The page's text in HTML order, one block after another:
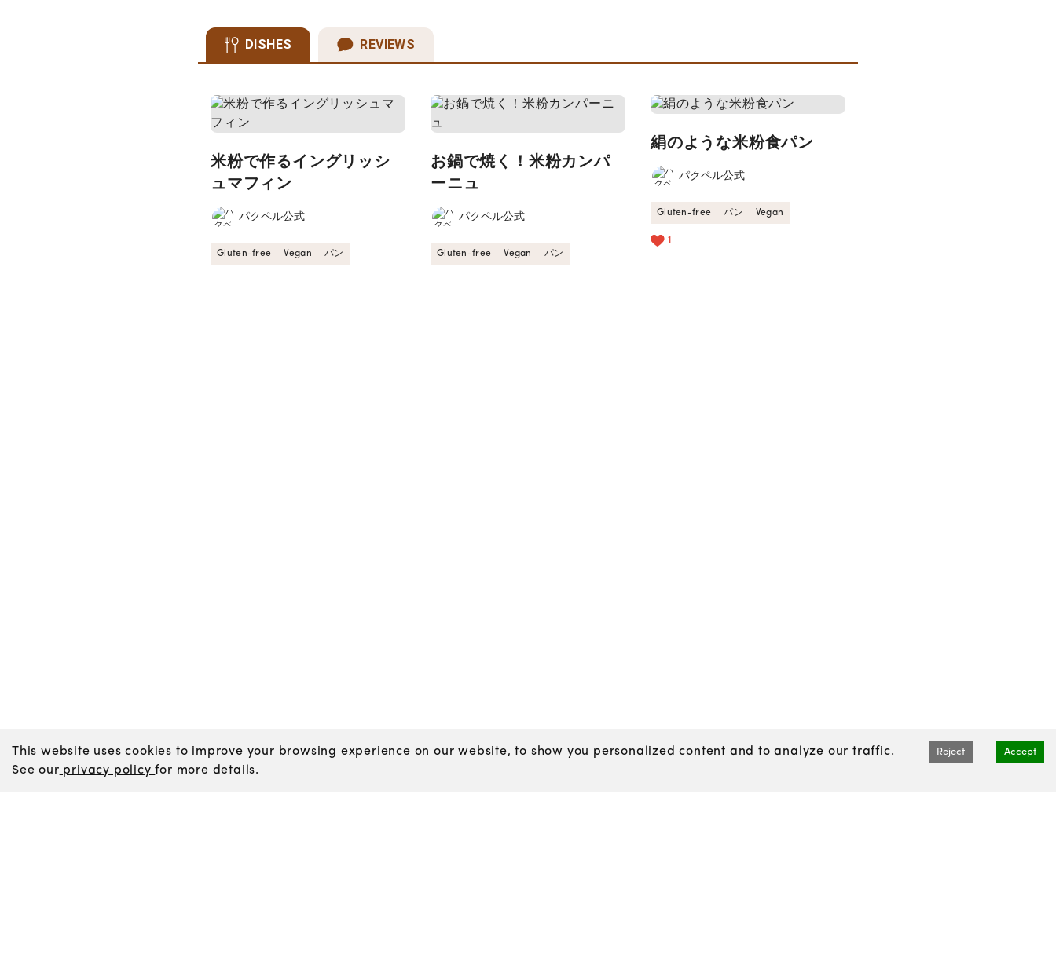
DISHES REVIEWS
米粉で作るイングリッシ
ュマフィン
パクペル公式
Gluten-free Vegan パン
お鍋で焼く！米粉カンパ
ーニュ
パクペル公式
Gluten-free Vegan パン
絹のような米粉食パン
パクペル公式
Gluten-free パン Vegan
1
This website uses cookies to improve your browsing experience on our website, to show you personalized content and to analyze our traffic.
See our privacy policyfor more details.
Reject Accept